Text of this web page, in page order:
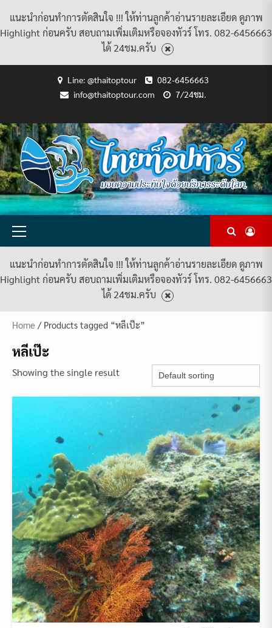
แนะนำก่อนทำการตัดสินใจ !!! ให้ท่านลูกค้าอ่านรายละเอียด ดูภาพ
Highlight ก่อนครับ สอบถามเพิ่มเติมหรือจองทัวร์ โทร. 082-6456663
ได้ 24ชม.ครับ
Line: @thaitoptour
082-6456663
info@thaitoptour.com
7/24ชม.
USACCOUNT
POLICY
AND
CONDITIONS
แพ็คเกจ
ทัวร์
ทั้งหมด
ต้อนรับ
สู่
ไทย
ท็อป
ทัวร์
กับ
เรา
ทัวร์
ทั้งหมด
Primary
แนะนำก่อนทำการตัดสินใจ !!! ให้ท่านลูกค้าอ่านรายละเอียด ดูภาพ
Highlight ก่อนครับ สอบถามเพิ่มเติมหรือจองทัวร์ โทร. 082-6456663
ได้ 24ชม.ครับ
Home / Products tagged “หลีเป๊ะ”
หลีเป๊ะ
Showing the single result